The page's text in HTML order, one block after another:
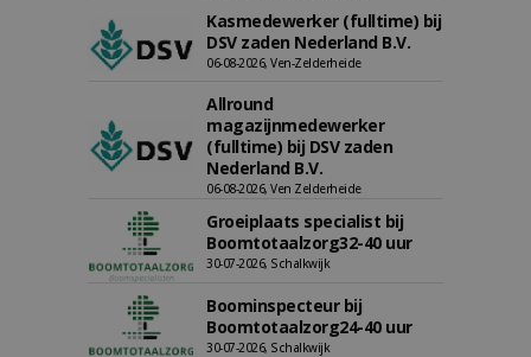
Kasmedewerker (fulltime) bij
DSV zaden Nederland B.V.
06-08-2026, Ven-Zelderheide
Allround
magazijnmedewerker
(fulltime) bij DSV zaden
Nederland B.V.
06-08-2026, Ven Zelderheide
Groeiplaats specialist bij
Boomtotaalzorg32-40 uur
30-07-2026, Schalkwijk
Boominspecteur bij
Boomtotaalzorg24-40 uur
30-07-2026, Schalkwijk